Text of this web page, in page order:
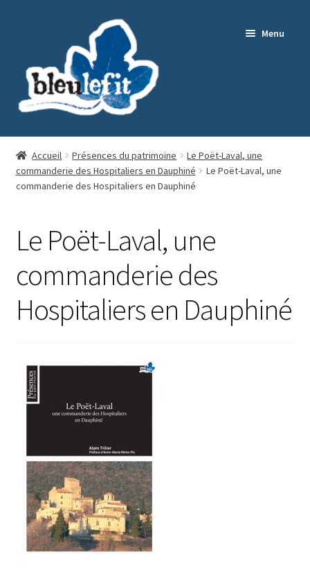
navigation
Menu
Editorial
Nos ouvrages
Collection Patrimoines
Contact
Accueil Présences du patrimoine
Le Poët-Laval, une
commanderie des Hospitaliers en Dauphiné
Le Poët-Laval, une
commanderie des Hospitaliers en Dauphiné
Le Poët-Laval, une
commanderie des
Hospitaliers en Dauphiné